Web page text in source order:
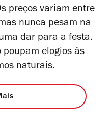
preços variam entre
nunca pesam na
dar para a festa.
elogios às
naturais.